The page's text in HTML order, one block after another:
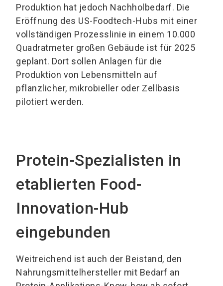
Produktion hat jedoch Nachholbedarf. Die
Eröffnung des US-Foodtech-Hubs mit einer
vollständigen Prozesslinie in einem 10.000
Quadratmeter großen Gebäude ist für 2025
geplant. Dort sollen Anlagen für die
Produktion von Lebensmitteln auf
pflanzlicher, mikrobieller oder Zellbasis
pilotiert werden.
Protein-Spezialisten in
etablierten Food-
Innovation-Hub
eingebunden
Weitreichend ist auch der Beistand, den
Nahrungsmittelhersteller mit Bedarf an